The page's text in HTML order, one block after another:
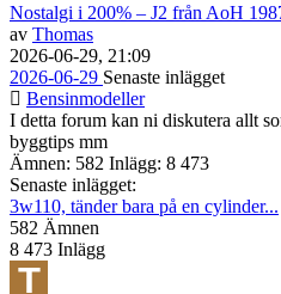
Nostalgi i 200% – J2 från AoH
av Thomas
2026-06-29, 21:09
2026-06-29 Senaste inlägget
Bensinmodeller
I detta forum kan ni diskutera allt
byggtips mm
Ämnen: 582 Inlägg: 8 473
Senaste inlägget:
3w110, tänder bara på en cylinder...
582 Ämnen
8 473 Inlägg